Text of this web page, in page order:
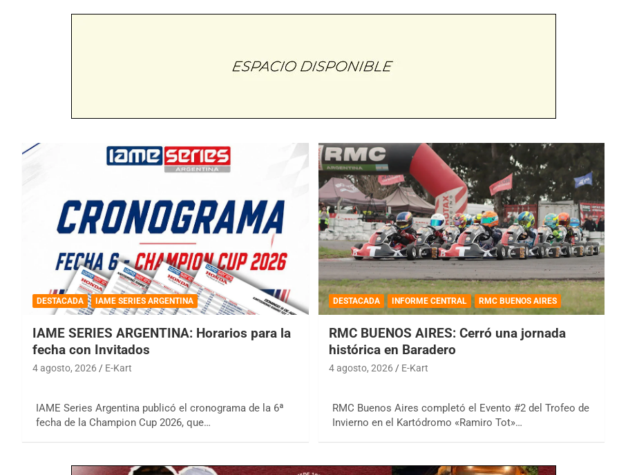
DESTACADA IAME SERIES ARGENTINA
IAME SERIES ARGENTINA: Horarios para la
fecha con Invitados
4 agosto, 2026 E-Kart
IAME Series Argentina publicó el cronograma de la 6ª
fecha de la Champion Cup 2026, que…
DESTACADA INFORME CENTRAL RMC BUENOS AIRES
RMC BUENOS AIRES: Cerró una jornada
histórica en Baradero
4 agosto, 2026 E-Kart
RMC Buenos Aires completó el Evento #2 del Trofeo de
Invierno en el Kartódromo «Ramiro Tot»…